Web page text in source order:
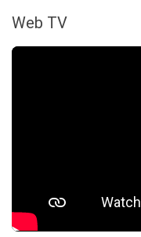
Web TV